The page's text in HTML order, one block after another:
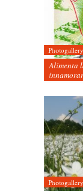
Photogallery
Alimenta
Photogallery